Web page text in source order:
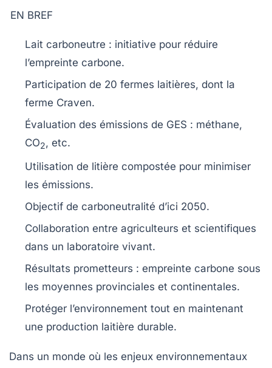
EN BREF
Lait carboneutre : initiative pour réduire
l’empreinte carbone.
Participation de 20 fermes laitières, dont la
ferme Craven.
Évaluation des émissions de GES : méthane,
CO2, etc.
Utilisation de litière compostée pour minimiser
les émissions.
Objectif de carboneutralité d’ici 2050.
Collaboration entre agriculteurs et scientifiques
dans un laboratoire vivant.
Résultats prometteurs : empreinte carbone sous
les moyennes provinciales et continentales.
Protéger l’environnement tout en maintenant
une production laitière durable.
Dans un monde où les enjeux environnementaux